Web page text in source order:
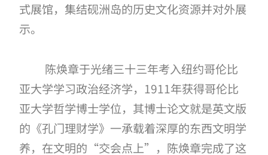
式展馆，集结砚洲岛的历史文化资源并对外展
示。
陈焕章于光绪三十三年考入纽约哥伦比
亚大学学习政治经济学， 1911年获得哥伦比
亚大学哲学博士学位，其博士论文就是英文版
的《孔门理财学》一承载着深厚的东西文明学
养，在文明的“交会点上”，陈焕章完成了这